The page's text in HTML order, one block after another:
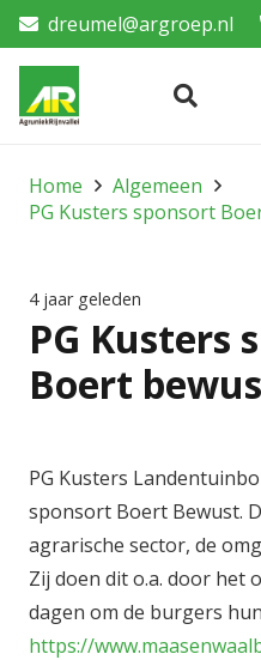
dreumel@argroep.nl
Home
Algemeen
PG Kusters sponsort
4 jaar geleden
PG Kusters
Boert
PG Kusters
sponsort Boert Bewust.
agrarische sector, de
Zij doen dit o.a. door het
dagen om de burgers
https://